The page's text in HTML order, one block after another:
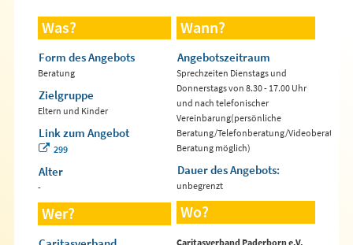
Was?
Form des Angebots
Beratung
Zielgruppe
Eltern und Kinder
Link zum Angebot
299
Alter
-
Wer?
Wann?
Angebotszeitraum
Sprechzeiten Dienstags und
Donnerstags von 8.30 - 17.00 Uhr
und nach telefonischer
Vereinbarung(persönliche
Beratung/Telefonberatung/
Beratung möglich)
Dauer des Angebots:
unbegrenzt
Wo?
Caritasverband Paderborn e.V.